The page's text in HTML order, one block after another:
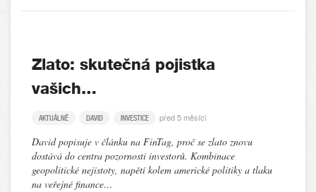
Zlato: skutečná pojistka
vašich…
AKTUÁLNĚ DAVID INVESTICE před 5 měsíci
David popisuje v článku na FinTag, proč se zlato znovu
dostává do centra pozornosti investorů. Kombinace
geopolitické nejistoty, napětí kolem americké politiky a tlaku
na veřejné finance…